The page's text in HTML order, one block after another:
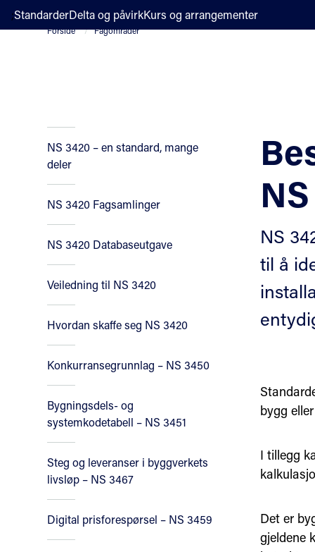
;StandarderDelta og påvirkKurs og arrangementer
Forside Fagområder
NS 3420 – en standard, mange
deler
NS 3420 Fagsamlinger
NS 3420 Databaseutgave
Veiledning til NS 3420
Hvordan skaffe seg NS 3420
Konkurransegrunnlag – NS 3450
Bygningsdels- og
systemkodetabell – NS 3451
Steg og leveranser i byggverkets
livsløp – NS 3467
Digital prisforespørsel – NS 3459
NS
til å
bygg
I tillegg
Det er
gjeldene